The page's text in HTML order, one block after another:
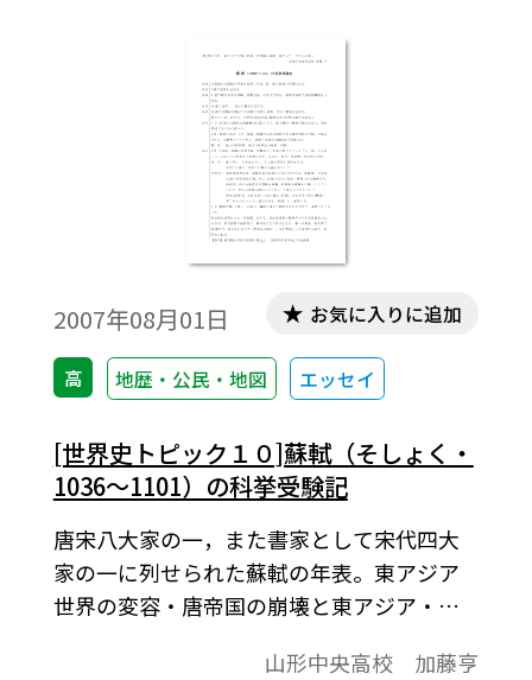
2007年08月01日
高 地歴・公民・地図 エッセイ
お気に入りに追加
[世界史トピック１０]蘇軾（そしょく・
1036～1101）の科挙受験記
唐宋八大家の一，また書家として宋代四大
家の一に列せられた蘇軾の年表。東アジア
世界の変容・唐帝国の崩壊と東アジア・五
山形中央高校 加藤亨